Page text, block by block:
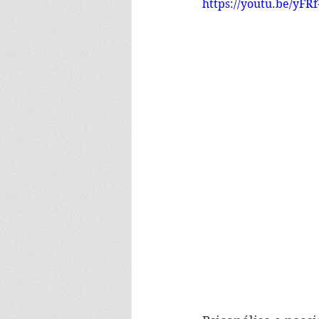
https://youtu.be/